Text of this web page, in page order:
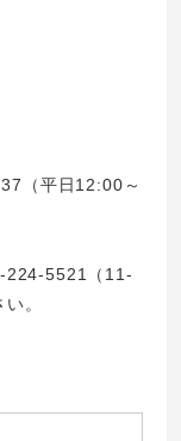
（平日12:00～
224-5521（11-
。